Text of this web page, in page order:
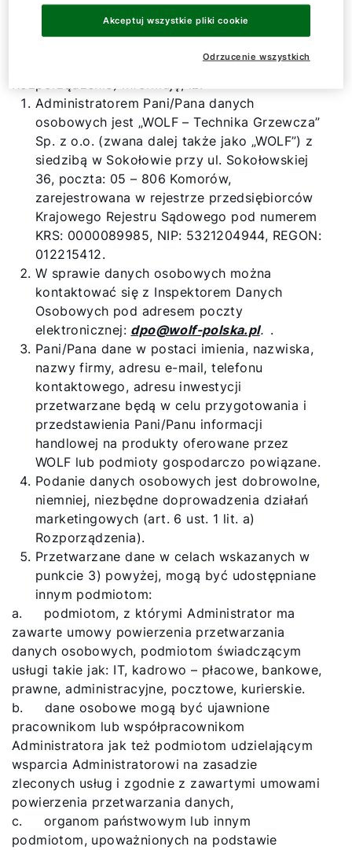
danych osobowych i w sprawie swobodnego
przepływu takich danych oraz uchylenia
Ochronie Danych dalej RODO lub
Rozporządzenie) informuję, iż:
Administratorem Pani/Pana danych
osobowych jest „WOLF – Technika Grzewcza”
Sp. z o.o. (zwana dalej także jako „WOLF”) z
siedzibą w Sokołowie przy ul. Sokołowskiej
36, poczta: 05 – 806 Komorów,
zarejestrowana w rejestrze przedsiębiorców
Krajowego Rejestru Sądowego pod numerem
KRS: 0000089985, NIP: 5321204944, REGON:
012215412.
W sprawie danych osobowych można
kontaktować się z Inspektorem Danych
Osobowych pod adresem poczty
elektronicznej: dpo@wolf-polska.pl. .
Pani/Pana dane w postaci imienia, nazwiska,
nazwy firmy, adresu e-mail, telefonu
kontaktowego, adresu inwestycji
przetwarzane będą w celu przygotowania i
przedstawienia Pani/Panu informacji
handlowej na produkty oferowane przez
WOLF lub podmioty gospodarczo powiązane.
Podanie danych osobowych jest dobrowolne,
niemniej, niezbędne doprowadzenia działań
marketingowych (art. 6 ust. 1 lit. a)
Rozporządzenia).
Przetwarzane dane w celach wskazanych w
punkcie 3) powyżej, mogą być udostępniane
innym podmiotom:
a. podmiotom, z którymi Administrator ma
zawarte umowy powierzenia przetwarzania
danych osobowych, podmiotom świadczącym
usługi takie jak: IT, kadrowo – płacowe, bankowe,
prawne, administracyjne, pocztowe, kurierskie.
b. dane osobowe mogą być ujawnione
pracownikom lub współpracownikom
Administratora jak też podmiotom udzielającym
wsparcia Administratorowi na zasadzie
zleconych usług i zgodnie z zawartymi umowami
powierzenia przetwarzania danych,
c. organom państwowym lub innym
podmiotom, upoważnionych na podstawie
Cześć!
Jak możemy Ci pomóc?
Znajdź swojego eksperta
Przydatne linki
Kariera
O nas
Kontakt
Odrzucenie wszystkich
Akceptuj wszystkie pliki cookie